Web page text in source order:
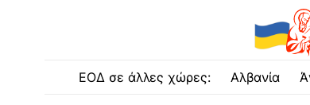
ΕΟΔ σε άλλες χώρες: Αλβανία